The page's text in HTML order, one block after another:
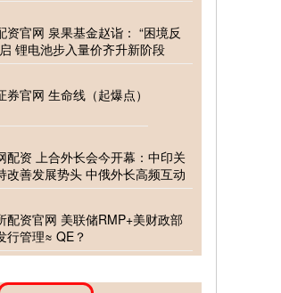
资官网 泉果基金赵诣： “困境反
锂电池步入量价齐升新阶段
券官网 生命线（起爆点）
配资 上合外长会今开幕：中印关
改善发展势头 中俄外长高频互动
配资官网 美联储RMP+美财政部
行管理≈ QE？